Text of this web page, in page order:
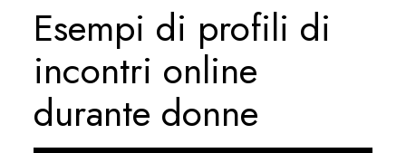
Esempi di profili di
incontri online
durante donne